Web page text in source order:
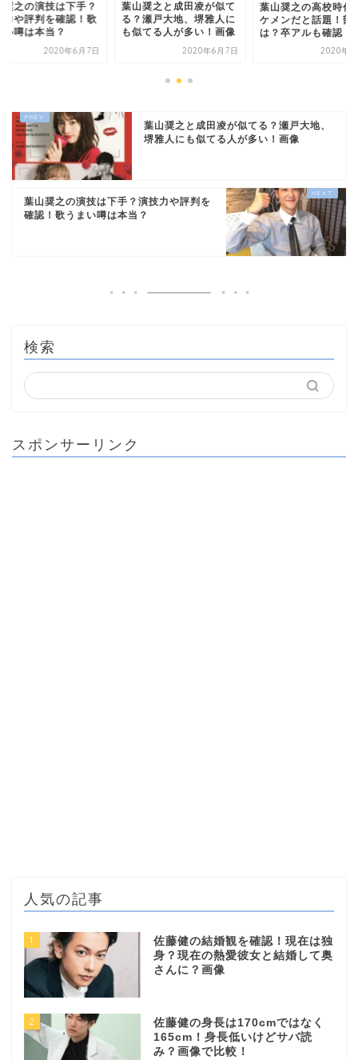
奨之の演技は下手？
力や評判を確認！歌
い噂は本当？
2020年6月7日
葉山奨之と成田凌が似て
る？瀬戸大地、堺雅人に
も似てる人が多い！画像
2020年6月7日
葉山奨之の高校時代
ケメンだと話題！部
は？卒アルも確認！
2020年7
葉山奨之と成田凌が似てる？瀬戸大地、
堺雅人にも似てる人が多い！画像
葉山奨之の演技は下手？演技力や評判を
確認！歌うまい噂は本当？
検索
スポンサーリンク
人気の記事
1
佐藤健の結婚観を確認！現在は独
身？現在の熱愛彼女と結婚して奥
さんに？画像
2
佐藤健の身長は170cmではなく
165cm！身長低いけどサバ読
み？画像で比較！